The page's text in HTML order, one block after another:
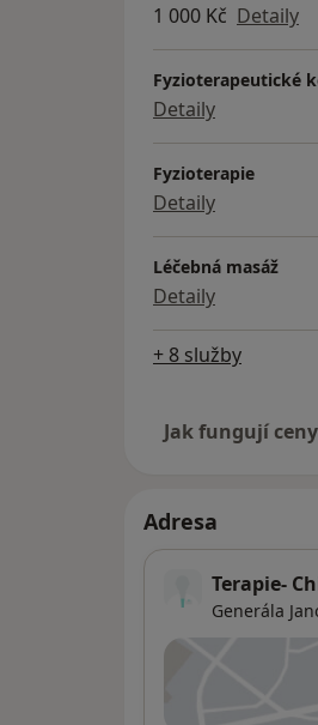
1 000 Kč Detaily
Fyzioterapeutické
Detaily
Fyzioterapie
Detaily
Léčebná masáž
Detaily
+ 8 služby
Jak fungují
Adresa
Terapie-
Generála